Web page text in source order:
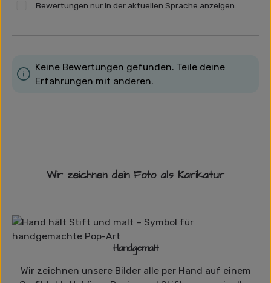
Bewertungen nur in der aktuellen Sprache anzeigen.
Keine Bewertungen gefunden. Teile deine
Erfahrungen mit anderen.
Wir zeichnen dein Foto als Karikatur
Handgemalt
Wir zeichnen unsere Bilder alle per Hand auf einem